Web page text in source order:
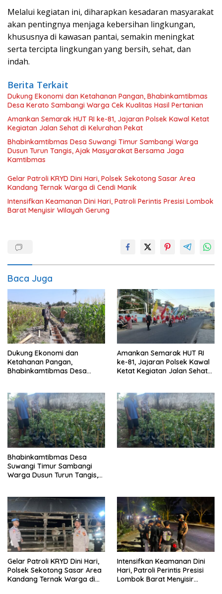
Melalui kegiatan ini, diharapkan kesadaran masyarakat
akan pentingnya menjaga kebersihan lingkungan,
khususnya di kawasan pantai, semakin meningkat
serta tercipta lingkungan yang bersih, sehat, dan
indah.
Berita Terkait
Dukung Ekonomi dan Ketahanan Pangan, Bhabinkamtibmas
Desa Kerato Sambangi Warga Cek Kualitas Hasil Pertanian
Amankan Semarak HUT RI ke-81, Jajaran Polsek Kawal Ketat
Kegiatan Jalan Sehat di Kelurahan Pekat
Bhabinkamtibmas Desa Suwangi Timur Sambangi Warga
Dusun Turun Tangis, Ajak Masyarakat Bersama Jaga
Kamtibmas
Gelar Patroli KRYD Dini Hari, Polsek Sekotong Sasar Area
Kandang Ternak Warga di Cendi Manik
Intensifkan Keamanan Dini Hari, Patroli Perintis Presisi Lombok
Barat Menyisir Wilayah Gerung
Baca Juga
Dukung Ekonomi dan
Ketahanan Pangan,
Bhabinkamtibmas Desa
Amankan Semarak HUT RI
ke-81, Jajaran Polsek Kawal
Ketat Kegiatan Jalan Sehat
Bhabinkamtibmas Desa
Suwangi Timur Sambangi
Warga Dusun Turun Tangis,
Gelar Patroli KRYD Dini Hari,
Polsek Sekotong Sasar Area
Kandang Ternak Warga di
Intensifkan Keamanan Dini
Hari, Patroli Perintis Presisi
Lombok Barat Menyisir